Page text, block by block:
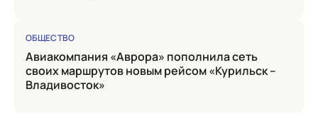
ОБЩЕСТВО
Авиакомпания «Аврора» пополнила сеть
своих маршрутов новым рейсом «Курильск –
Владивосток»